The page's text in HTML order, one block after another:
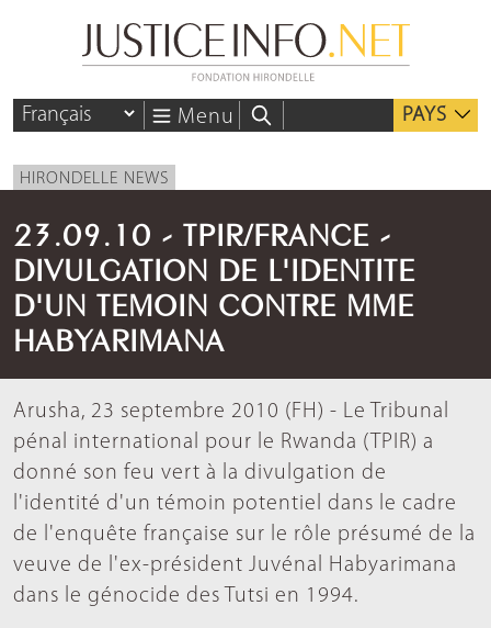
Menu PAYS
HIRONDELLE NEWS
23.09.10 - TPIR/FRANCE -
DIVULGATION DE L'IDENTITE
D'UN TEMOIN CONTRE MME
HABYARIMANA
Arusha, 23 septembre 2010 (FH) - Le Tribunal
pénal international pour le Rwanda (TPIR) a
donné son feu vert à la divulgation de
l'identité d'un témoin potentiel dans le cadre
de l'enquête française sur le rôle présumé de la
veuve de l'ex-président Juvénal Habyarimana
dans le génocide des Tutsi en 1994.